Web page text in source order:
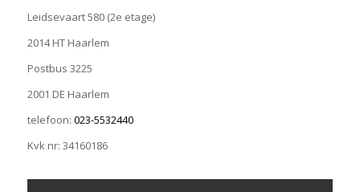
Leidsevaart 580 (2e etage)
2014 HT Haarlem
Postbus 3225
2001 DE Haarlem
telefoon: 023-5532440
Kvk nr: 34160186